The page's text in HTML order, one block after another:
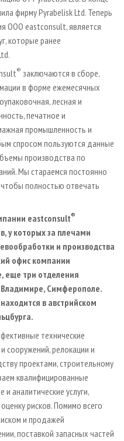
фирму Pyrabelisk Ltd. Теперь
ООО eastconsult, является
которые ранее
® заключаются в сборе,
в форме ежемесячных
лесная и
печатное и
промышленность и
спросом пользуются данные
производства по
Мы стараемся постоянно
полностью отвечать
eastconsult®
у которых за плечами
и производства
офис компании
еще три отделения
Владимире, Симферополе.
находится в австрийском
технические
сооружений, релокации и
проектами, строительному
квалифицированные
аналитические услуги,
рисков. Помимо всего
и продажей
поставкой запасных частей